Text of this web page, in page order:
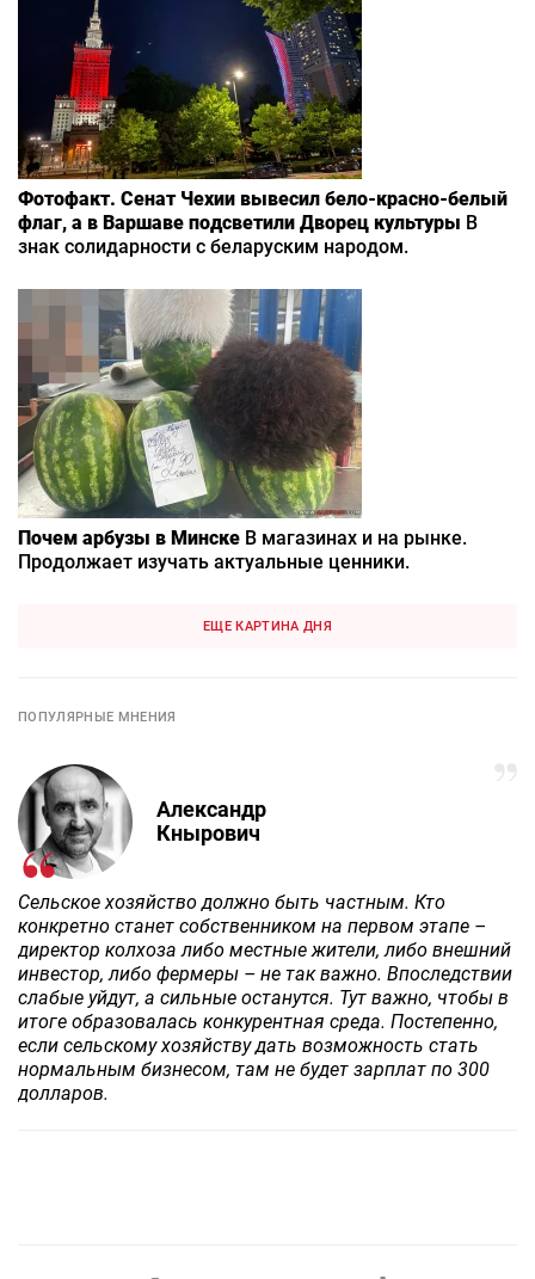
Фотофакт. Сенат Чехии вывесил бело-красно-белый
флаг, а в Варшаве подсветили Дворец культуры В
знак солидарности с беларуским народом.
Почем арбузы в Минске В магазинах и на рынке.
Продолжает изучать актуальные ценники.
ЕЩЕ КАРТИНА ДНЯ
ПОПУЛЯРНЫЕ МНЕНИЯ
Александр
Кнырович
Сельское хозяйство должно быть частным. Кто
конкретно станет собственником на первом этапе –
директор колхоза либо местные жители, либо внешний
инвестор, либо фермеры – не так важно. Впоследствии
слабые уйдут, а сильные останутся. Тут важно, чтобы в
итоге образовалась конкурентная среда. Постепенно,
если сельскому хозяйству дать возможность стать
нормальным бизнесом, там не будет зарплат по 300
долларов.